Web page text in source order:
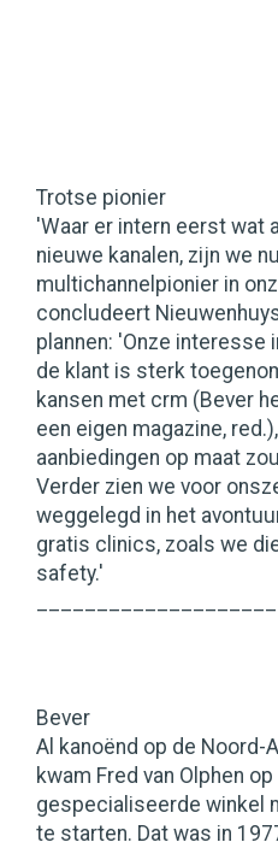
Trotse pionier
'Waar er intern eerst wat
nieuwe kanalen, zijn we
multichannelpionier in
concludeert
plannen: 'Onze interesse
de klant is sterk
kansen met crm (Bever
een eigen magazine,
aanbiedingen op maat
Verder zien we voor
weggelegd in het
gratis clinics, zoals we
safety.'
Bever
Al kanoënd op de Noord-
kwam Fred van Olphen
gespecialiseerde winkel
te starten. Dat was in